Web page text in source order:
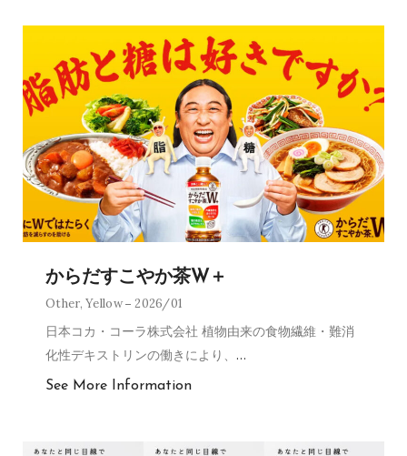
からだすこやか茶W＋
Other,Yellow 2026/01
日本コカ・コーラ株式会社 植物由来の食物繊維・難消
化性デキストリンの働きにより、 …
See More Information